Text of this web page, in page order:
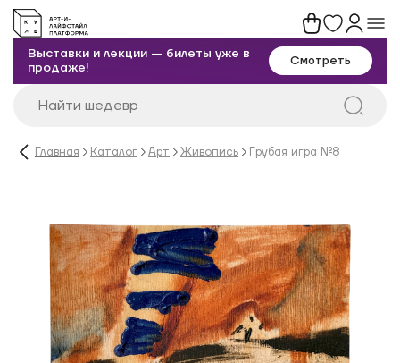
Выставки и лекции — билеты уже в
продаже!
Смотреть
Главная Каталог Арт Живопись Грубая игра №8